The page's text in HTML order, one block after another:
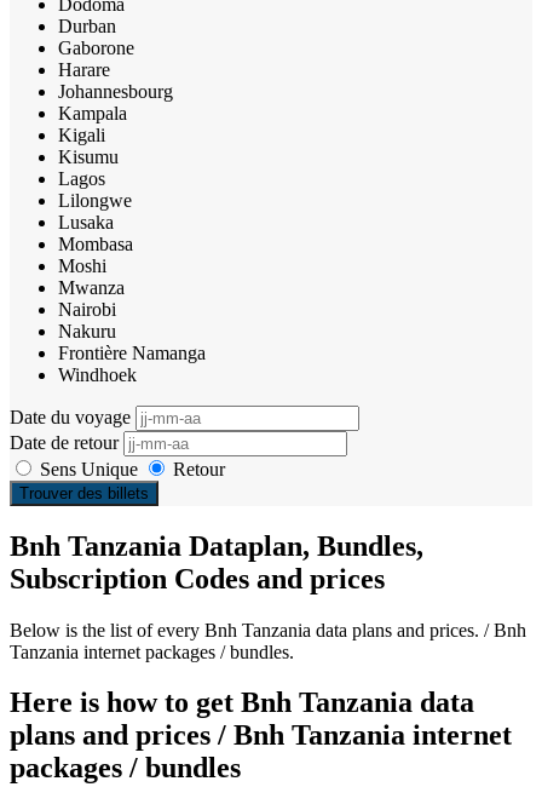
Durban
Gaborone
Harare
Johannesbourg
Kampala
Kigali
Kisumu
Lagos
Lilongwe
Lusaka
Mombasa
Moshi
Mwanza
Nairobi
Nakuru
Frontière Namanga
Windhoek
Date du voyage
Date de retour
Sens Unique
Retour
Trouver des billets
Bnh Tanzania Dataplan, Bundles,
Subscription Codes and prices
Below is the list of every Bnh Tanzania data plans and prices. / Bnh
Tanzania internet packages / bundles.
Here is how to get Bnh Tanzania data
plans and prices / Bnh Tanzania internet
packages / bundles